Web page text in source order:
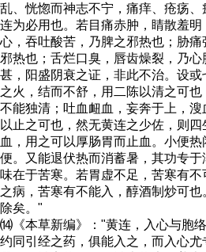
乱、恍惚而神志不宁，痛痒、疮疡
连为必用也。若目痛赤肿，睛散羞
心，吞吐酸苦，乃脾之邪热也；胁
邪热也；舌烂口臭，唇齿燥裂，乃
甚，阳盛阴衰之证，非此不治。设
之火，结而不舒，用二陈以清之可
不能独清；吐血衄血，妄奔于上，
以止之可也，然无黄连之少佐，则
血，用之可以厚肠胃而止血。小便
便。又能退伏热而消蓄暑，其功专
味在于苦寒。若胃虚不足，苦寒有
之病，苦寒有不能入，醇酒制炒可
除矣。"
⒁《本草新编》："黄连，入心与胞
约同引经之药，俱能入之，而入心